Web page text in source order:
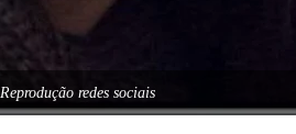
redes sociais